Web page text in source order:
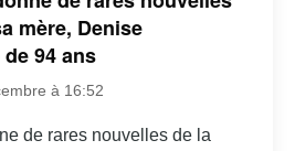
mère, Denise
94 ans
à 16:52
de rares nouvelles de la